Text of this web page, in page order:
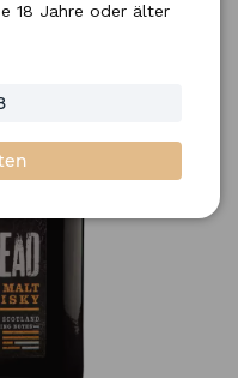
18 Jahre oder älter